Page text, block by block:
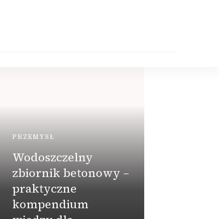
PRZEMYSŁ
Wodoszczelny
zbiornik betonowy –
praktyczne
kompendium